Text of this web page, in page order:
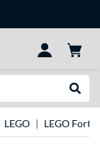
LEGO LEGO